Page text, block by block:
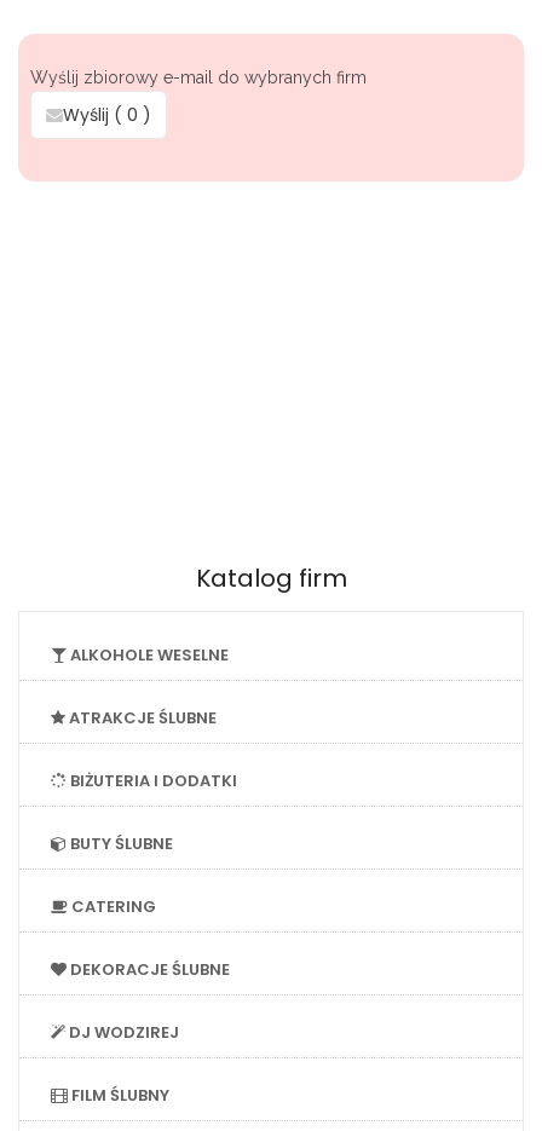
Wyślij zbiorowy e-mail do wybranych firm
Wyślij ( 0 )
Katalog firm
ALKOHOLE WESELNE
ATRAKCJE ŚLUBNE
BIŻUTERIA I DODATKI
BUTY ŚLUBNE
CATERING
DEKORACJE ŚLUBNE
DJ WODZIREJ
FILM ŚLUBNY